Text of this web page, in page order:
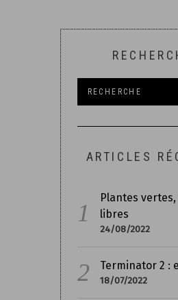
ARTICLES
Plantes
libres
24/08/2022
Terminator 2 :
18/07/2022